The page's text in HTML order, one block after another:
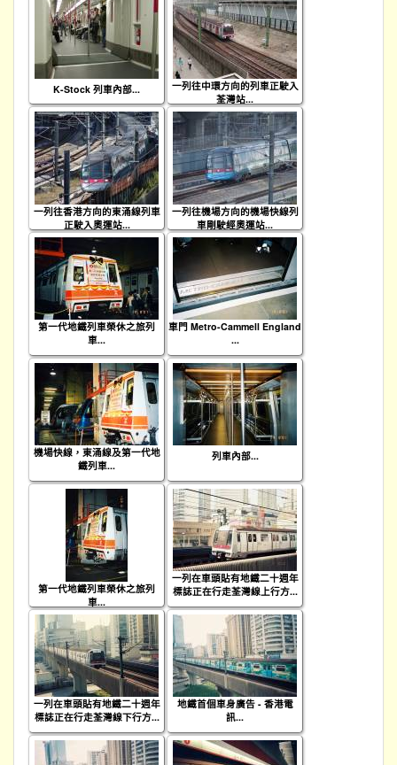
K-Stock 列車內部...
一列往中環方向的列車正駛入
荃灣站...
一列往香港方向的東涌線列車
正駛入奧運站...
一列往機場方向的機場快線列
車剛駛經奧運站...
第一代地鐵列車榮休之旅列
車...
車門 Metro-Cammell England
...
機場快線，東涌線及第一代地
鐵列車...
列車內部...
第一代地鐵列車榮休之旅列
車...
一列在車頭貼有地鐵二十週年
標誌正在行走荃灣線上行方...
一列在車頭貼有地鐵二十週年
標誌正在行走荃灣線下行方...
地鐵首個車身廣告 - 香港電
訊...